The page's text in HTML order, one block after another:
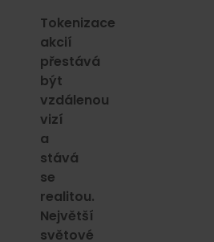
Tokenizace
akcií
přestává
být
vzdálenou
vizí
a
stává
se
realitou.
Největší
světové